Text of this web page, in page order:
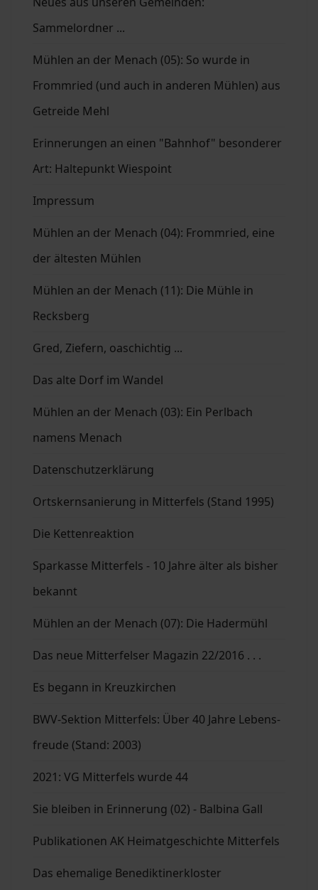
Sammelordner ...
Mühlen an der Menach (05): So wurde in
Frommried (und auch in anderen Mühlen) aus
Getreide Mehl
Erinnerungen an einen "Bahnhof" besonderer
Art: Haltepunkt Wiespoint
Impressum
Mühlen an der Menach (04): Frommried, eine
der ältesten Mühlen
Mühlen an der Menach (11): Die Mühle in
Recksberg
Gred, Ziefern, oaschichtig ...
Das alte Dorf im Wandel
Mühlen an der Menach (03): Ein Perlbach
namens Menach
Datenschutzerklärung
Ortskernsanierung in Mitterfels (Stand 1995)
Die Kettenreaktion
Sparkasse Mitterfels - 10 Jahre älter als bisher
bekannt
Mühlen an der Menach (07): Die Hadermühl
Das neue Mitterfelser Magazin 22/2016 . . .
Es begann in Kreuzkirchen
BWV-Sektion Mitterfels: Über 40 Jahre Lebens-
freude (Stand: 2003)
2021: VG Mitterfels wurde 44
Sie bleiben in Erinnerung (02) - Balbina Gall
Publikationen AK Heimatgeschichte Mitterfels
Das ehemalige Benediktinerkloster